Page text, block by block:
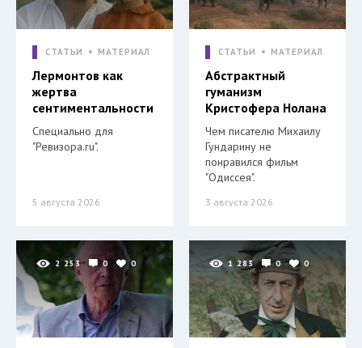
СТАТЬИ МАТЕРИАЛ
Лермонтов как
жертва
сентиментальности
Специально для
"Ревизора.ru".
5 августа 2026
СТАТЬИ МАТЕРИАЛ
Абстрактный
гуманизм
Кристофера Нолана
Чем писателю Михаилу
Гундарину не
понравился фильм
"Одиссея".
3 августа 2026
2 253 0 0 1 283 0 0